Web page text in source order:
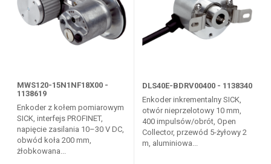
MWS120-15N1NF18X00 -
1138619
Enkoder z kołem pomiarowym
SICK, interfejs PROFINET,
napięcie zasilania 10–30 V DC,
obwód koła 200 mm,
żłobkowana...
DLS40E-BDRV00400 - 1138340
Enkoder inkrementalny SICK,
otwór nieprzelotowy 10 mm,
400 impulsów/obrót, Open
Collector, przewód 5-żyłowy 2
m, aluminiowa...